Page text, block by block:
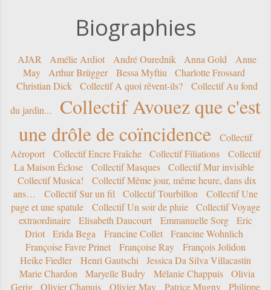
Biographies
AJAR Amélie Ardiot André Ourednik Anna Gold
Anne
May
Arthur Brügger Bessa Myftiu
Charlotte Frossard
Christian Dick
Collectif A quoi rêvent-ils?
Collectif Au fond
du jardin...
Collectif Avouez que c'est
une drôle de coïncidence
Collectif
Aéroport
Collectif Encre Fraîche Collectif Filiations
Collectif
La Maison Éclose
Collectif Masques
Collectif Mur invisible
Collectif Musica!
Collectif Même jour, même heure, dans dix
ans…
Collectif Sur un fil Collectif Tourbillon
Collectif Une
page et une spatule
Collectif Un soir de pluie
Collectif Voyage
extraordinaire
Elisabeth Daucourt Emmanuelle Sorg
Eric
Driot
Erida Bega Francine Collet
Francine Wohnlich
Françoise Favre Prinet
Françoise Ray
François Jolidon
Heike Fiedler
Henri Gautschi
Jessica Da Silva Villacastín
Marie Chardon
Maryelle Budry Mélanie Chappuis
Olivia
Gerig
Olivier Chapuis Olivier May Patrice Mugny
Philippe